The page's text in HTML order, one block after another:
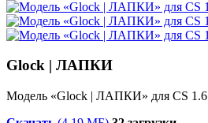
Glock | ЛАПКИ
Модель «Glock | ЛАПКИ» для CS 1.6